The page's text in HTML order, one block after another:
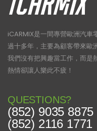
iCARMIX是一間專營歐洲汽車
過十多年，主要為顧客帶來歐
我們沒有把興趣當工作，而是
熱情卻讓人樂此不疲！
QUESTIONS?
(852) 9035 8875
(852) 2116 1771